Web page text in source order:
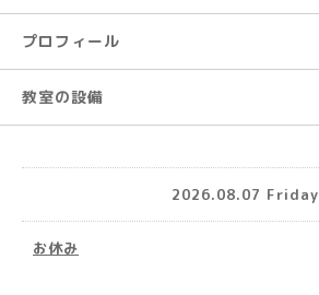
プロフィール
教室の設備
2026.08.07 Friday
お休み